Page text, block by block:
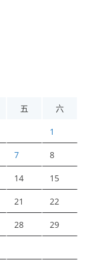
五 六
1
7 8
14 15
21 22
28 29